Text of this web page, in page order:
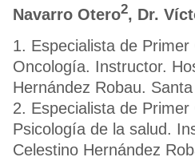
Navarro Otero2, Dr.
1. Especialista de
Oncología. Instructor.
Hernández Robau.
2. Especialista de
Psicología de la salud.
Celestino Hernández